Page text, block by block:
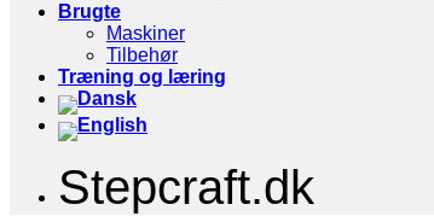
Brugte
Maskiner
Tilbehør
Træning og læring
Stepcraft.dk